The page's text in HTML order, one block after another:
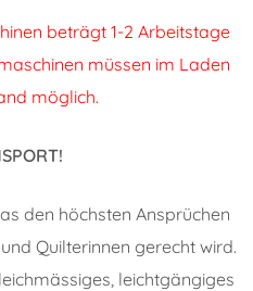
beträgt 1-2 Arbeitstage
müssen im Laden
möglich.
den höchsten Ansprüchen
Quilterinnen gerecht wird.
leichtgängiges